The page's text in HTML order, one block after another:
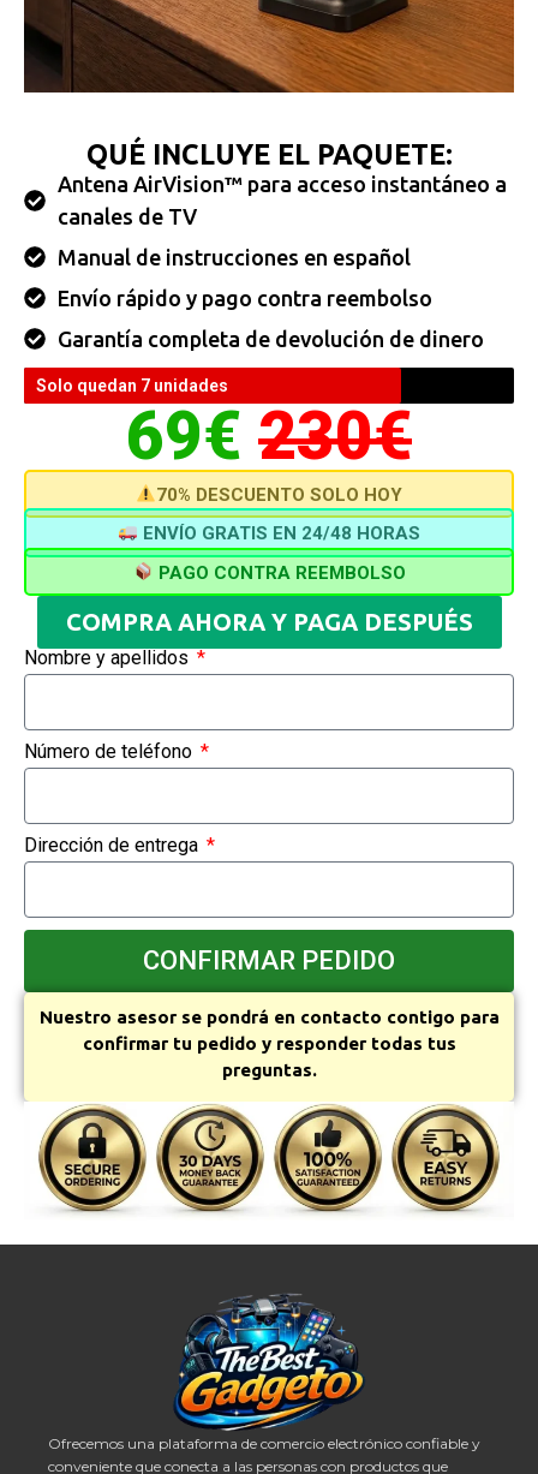
QUÉ INCLUYE EL PAQUETE:
Antena AirVision™ para acceso instantáneo a
canales de TV
Manual de instrucciones en español
Envío rápido y pago contra reembolso
Garantía completa de devolución de dinero
Solo quedan 7 unidades
69€ 230€
70% DESCUENTO SOLO HOY
ENVÍO GRATIS EN 24/48 HORAS
PAGO CONTRA REEMBOLSO
COMPRA AHORA Y PAGA DESPUÉS
Nombre y apellidos
Número de teléfono
Dirección de entrega
CONFIRMAR PEDIDO
Nuestro asesor se pondrá en contacto contigo para
confirmar tu pedido y responder todas tus
preguntas.
Ofrecemos una plataforma de comercio electrónico confiable y
conveniente que conecta a las personas con productos que